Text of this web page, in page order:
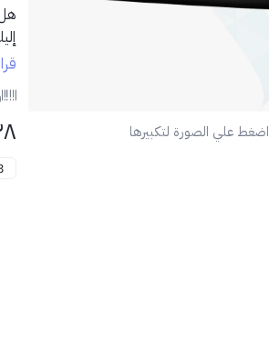
اضغط علي الصورة لتكبيرها